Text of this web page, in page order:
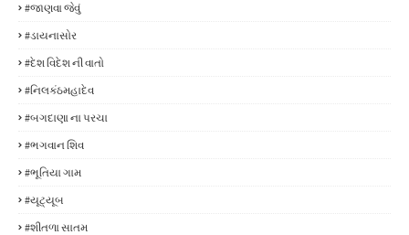
#જાણવા જેવું
#ડાયનાસોર
#દેશ વિદેશ ની વાતો
#નિલકંઠમહાદેવ
#બગદાણા ના પરચા
#ભગવાન શિવ
#ભૂતિયા ગામ
#યૂટ્યૂબ
#શીતળા સાતમ